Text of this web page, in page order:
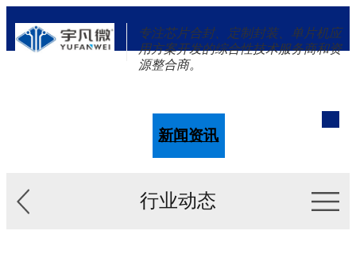
专注芯片合封、定制封装、单片机应
用方案开发的综合性技术服务商和资
源整合商。
新闻资讯
行业动态